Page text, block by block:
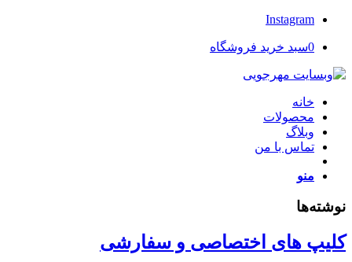
Instagram
0سبد خرید فروشگاه
خانه
محصولات
وبلاگ
تماس با من
منو
نوشته‌ها
کلیپ های اختصاصی و سفارشی